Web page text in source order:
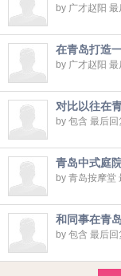
by 广才赵阳
在青岛打造
by 广才赵阳
对比以往在
by 包含 最后
青岛中式庭
by 青岛按摩堂
和同事在青
by 包含 最后